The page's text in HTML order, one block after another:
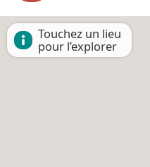
Touchez un lieu
pour l’explorer